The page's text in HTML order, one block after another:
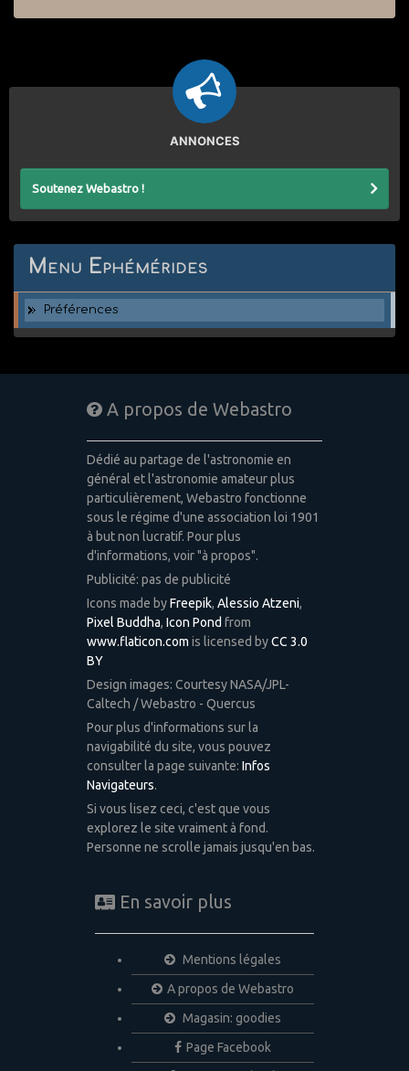
ANNONCES
Soutenez Webastro !
Menu Ephémérides
Préférences
A propos de Webastro
Dédié au partage de l'astronomie en
général et l'astronomie amateur plus
particulièrement, Webastro fonctionne
sous le régime d'une association loi 1901
à but non lucratif. Pour plus
d'informations, voir "à propos".
Publicité: pas de publicité
Icons made byFreepik, Alessio Atzeni,
Pixel Buddha, Icon Pond from
www.flaticon.com is licensed byCC 3.0
BY
Design images: Courtesy NASA/JPL-
Caltech / Webastro - Quercus
Pour plus d'informations sur la
navigabilité du site, vous pouvez
consulter la page suivante: Infos
Navigateurs.
Si vous lisez ceci, c'est que vous
explorez le site vraiment à fond.
Personne ne scrolle jamais jusqu'en bas.
En savoir plus
Mentions légales
A propos de Webastro
Magasin: goodies
Page Facebook